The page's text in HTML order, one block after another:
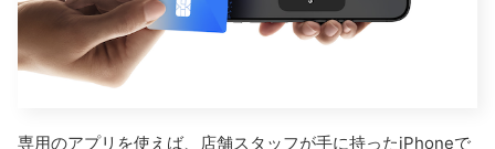
専用のアプリを使えば、店舗スタッフが手に持ったiPhoneで